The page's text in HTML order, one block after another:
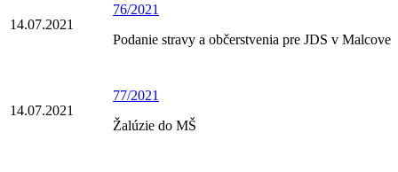
14.07.2021
76/2021
Podanie stravy a občerstvenia pre JDS v Malcove
14.07.2021
77/2021
Žalúzie do MŠ